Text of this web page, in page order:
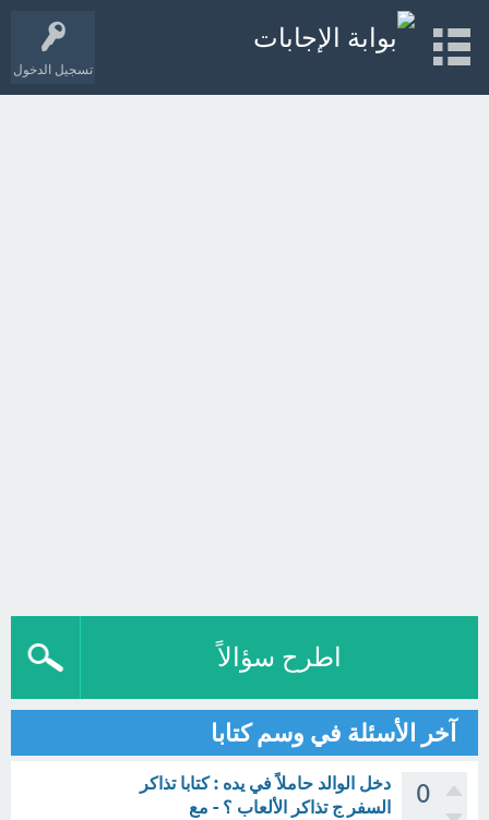
تسجيل الدخول
اطرح سؤالاً
آخر الأسئلة في وسم كتابا
0
دخل الوالد حاملاً في يده : كتابا تذاكر
السفر ج تذاكر الألعاب ؟ - مع